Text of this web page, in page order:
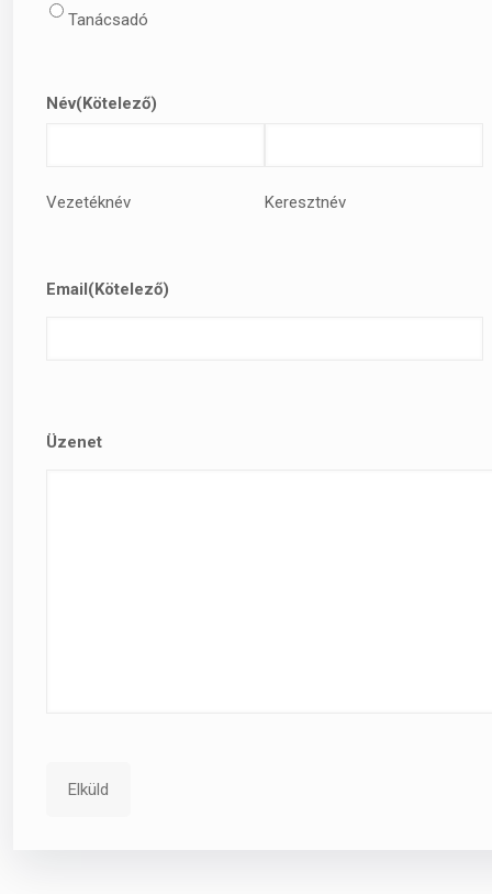
Tanácsadó
Név(Kötelező)
Vezetéknév Keresztnév
Email (Kötelező)
Üzenet
Elküld